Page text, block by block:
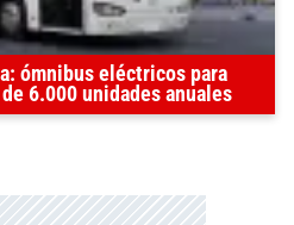
ómnibus eléctricos para
6.000 unidades anuales